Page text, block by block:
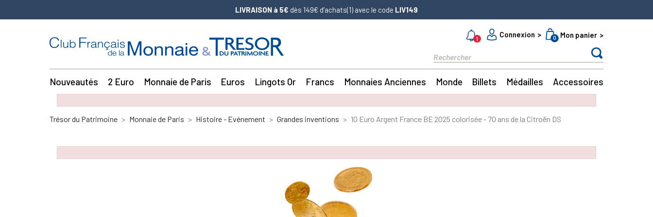
LIVRAISON à 5€ dès 149€ d’achats(1) avec le code LIV149
1
Connexion 0 Mon panier
Nouveautés 2 Euro Monnaie de Paris Euros Lingots Or Francs Monnaies Anciennes Monde Billets Médailles Accessoires
Trésor du Patrimoine Monnaie de Paris Histoire - Evénement Grandes inventions 10 Euro Argent France BE 2025 colorisée - 70 ans de la Citroën DS